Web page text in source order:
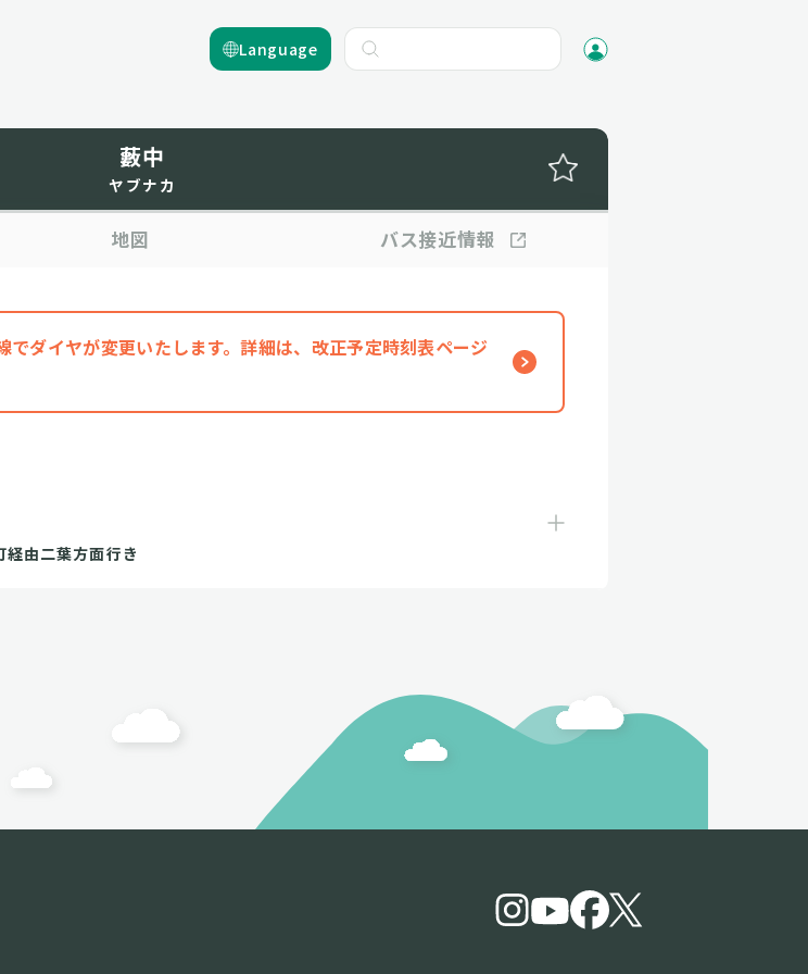
Language
藪中
ヤブナカ
地図 バス接近情報
でダイヤが変更いたします。詳細は、改正予定時刻表ページ
由二葉方面行き